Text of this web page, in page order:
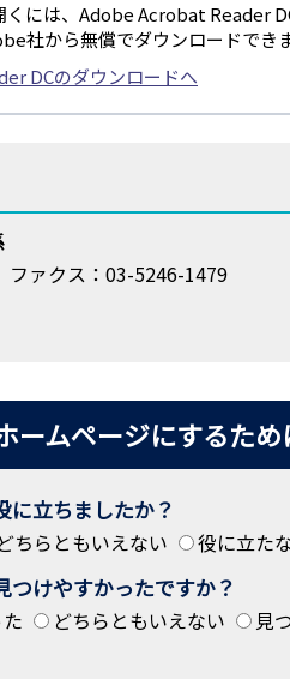
には、Adobe Acrobat Reader
社から無償でダウンロードできま
DCのダウンロードへ
ファクス：03-5246-1479
ームページにするた
に立ちましたか？
どちらともいえない 役に立た
つけやすかったですか？
どちらともいえない 見